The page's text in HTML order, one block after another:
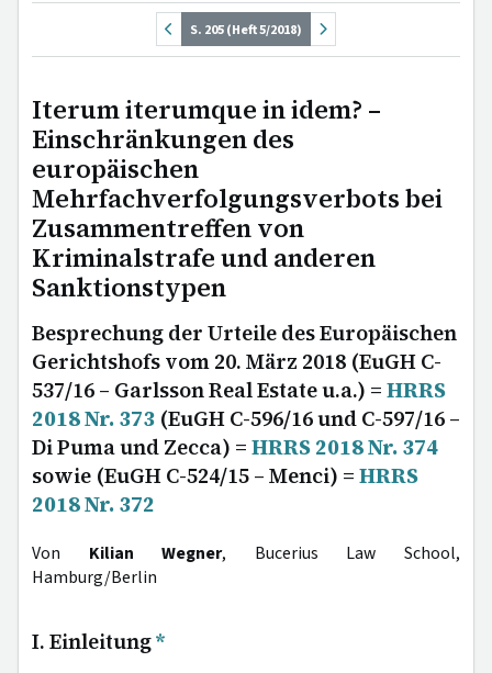
S. 205 (Heft 5/2018)
Iterum iterumque in idem? –
Einschränkungen des
europäischen
Mehrfachverfolgungsverbots bei
Zusammentreffen von
Kriminalstrafe und anderen
Sanktionstypen
Besprechung der Urteile des Europäischen
Gerichtshofs vom 20. März 2018 (EuGH C-
537/16 – Garlsson Real Estate u.a.) = HRRS
2018 Nr. 373 (EuGH C-596/16 und C-597/16 –
Di Puma und Zecca) = HRRS 2018 Nr. 374
sowie (EuGH C-524/15 – Menci) = HRRS
2018 Nr. 372
Von Kilian Wegner, Bucerius Law School,
Hamburg/Berlin
I. Einleitung*